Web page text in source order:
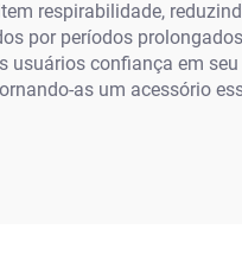
respirabilidade,
por períodos
usuários confiança em
as um acessório